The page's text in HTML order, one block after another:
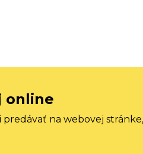
online
na webovej stránke,